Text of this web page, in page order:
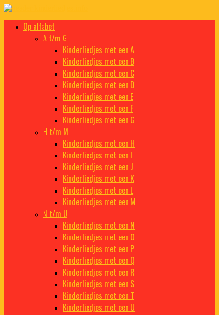
Doorgaan
inhoud
Kinderliedjes
Een grote verzameling oude en nieuwe kinderliedjes
Op alfabet
A t/m G
Kinderliedjes met een A
Kinderliedjes met een B
Kinderliedjes met een C
Kinderliedjes met een D
Kinderliedjes met een E
Kinderliedjes met een F
Kinderliedjes met een G
H t/m M
Kinderliedjes met een H
Kinderliedjes met een I
Kinderliedjes met een J
Kinderliedjes met een K
Kinderliedjes met een L
Kinderliedjes met een M
N t/m U
Kinderliedjes met een N
Kinderliedjes met een O
Kinderliedjes met een P
Kinderliedjes met een Q
Kinderliedjes met een R
Kinderliedjes met een S
Kinderliedjes met een T
Kinderliedjes met een U